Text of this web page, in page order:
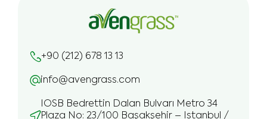
+90 (212) 678 13 13
info@avengrass.com
IOSB Bedrettin Dalan Bulvarı Metro 34
Plaza No: 23/100 Başakşehir – Istanbul /